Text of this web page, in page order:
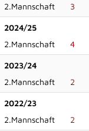
2.Mannschaft
3
2024/25
2.Mannschaft
4
2023/24
2.Mannschaft
2
2022/23
2.Mannschaft
2